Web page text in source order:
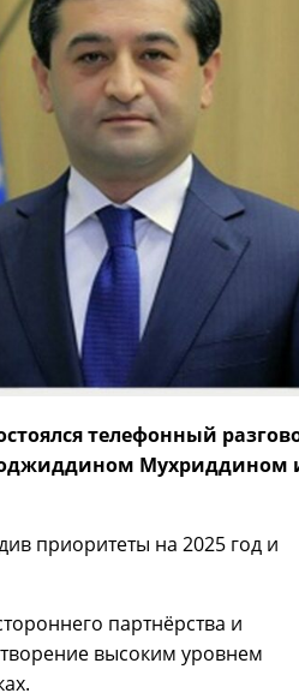
телефонный
Мухриддином
приоритеты на 2025 год и
партнёрства и
высоким уровнем